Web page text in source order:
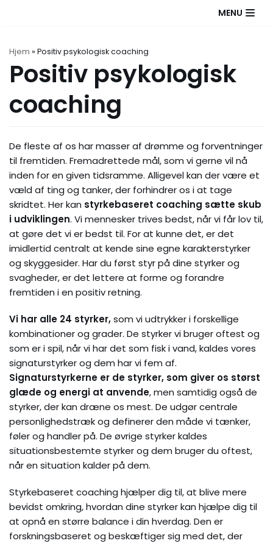
MENU
Hjem » Positiv psykologisk coaching
Positiv psykologisk
coaching
De fleste af os har masser af drømme og forventninger
til fremtiden. Fremadrettede mål, som vi gerne vil nå
inden for en given tidsramme. Alligevel kan der være et
væld af ting og tanker, der forhindrer os i at tage
skridtet. Her kan styrkebaseret coaching sætte skub
i udviklingen. Vi mennesker trives bedst, når vi får lov til,
at gøre det vi er bedst til. For at kunne det, er det
imidlertid centralt at kende sine egne karakterstyrker
og skyggesider. Har du først styr på dine styrker og
svagheder, er det lettere at forme og forandre
fremtiden i en positiv retning.
Vi har alle 24 styrker,som vi udtrykker i forskellige
kombinationer og grader. De styrker vi bruger oftest og
som er i spil, når vi har det som fisk i vand, kaldes vores
signaturstyrker og dem har vi fem af.
Signaturstyrkerne er de styrker, som giver os størst
glæde og energi at anvende, men samtidig også de
styrker, der kan dræne os mest. De udgør centrale
personlighedstræk og definerer den måde vi tænker,
føler og handler på. De øvrige styrker kaldes
situationsbestemte styrker og dem bruger du oftest,
når en situation kalder på dem.
Styrkebaseret coaching hjælper dig til, at blive mere
bevidst omkring, hvordan dine styrker kan hjælpe dig til
at opnå en større balance i din hverdag. Den er
forskningsbaseret og beskæftiger sig med det, der